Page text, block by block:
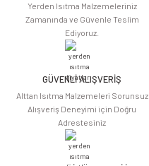
Yerden Isıtma Malzemeleriniz
Zamanında ve Güvenle Teslim
Ediyoruz.
GÜVENLİ ALIŞVERİŞ
Alttan Isıtma Malzemeleri Sorunsuz
Alışveriş Deneyimi için Doğru
Adrestesiniz